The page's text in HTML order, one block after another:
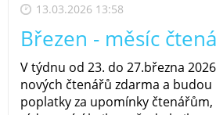
13.03.2026 13:58
Březen - měsíc
V týdnu od 23. do 27.března
nových čtenářů zdarma a
poplatky za upomínky